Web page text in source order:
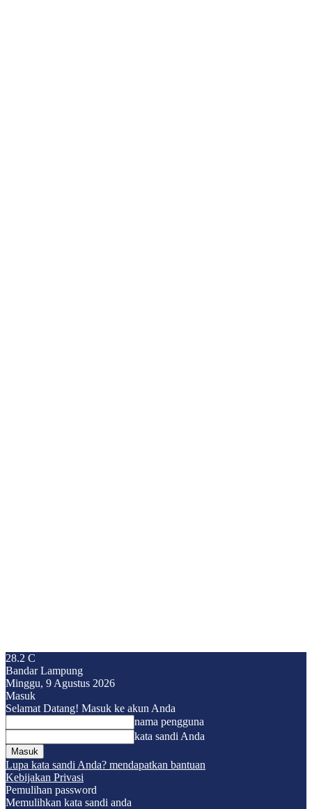
28.2 C
Bandar Lampung
Minggu, 9 Agustus 2026
Masuk
Selamat Datang! Masuk ke akun Anda
nama pengguna
kata sandi Anda
Lupa kata sandi Anda? mendapatkan bantuan
Kebijakan Privasi
Pemulihan password
Memulihkan kata sandi anda